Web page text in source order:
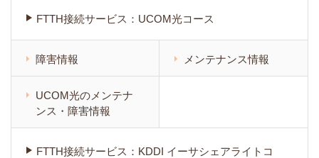
FTTH接続サービス：UCOM光コース
障害情報 メンテナンス情報
UCOM光のメンテナ
ンス・障害情報
FTTH接続サービス：KDDI イーサシェアライトコ